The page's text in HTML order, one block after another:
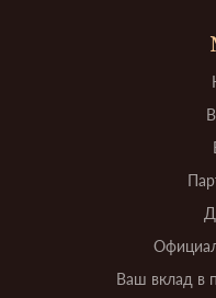
Ваш вклад в